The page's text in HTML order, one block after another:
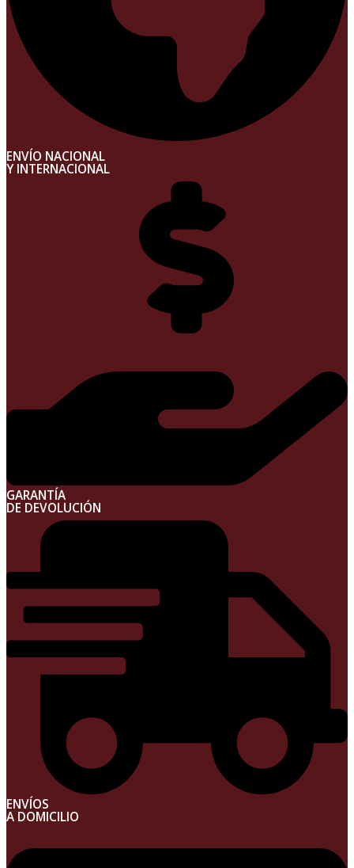
ENVÍO NACIONAL
Y INTERNACIONAL
GARANTÍA
DE DEVOLUCIÓN
ENVÍOS
A DOMICILIO